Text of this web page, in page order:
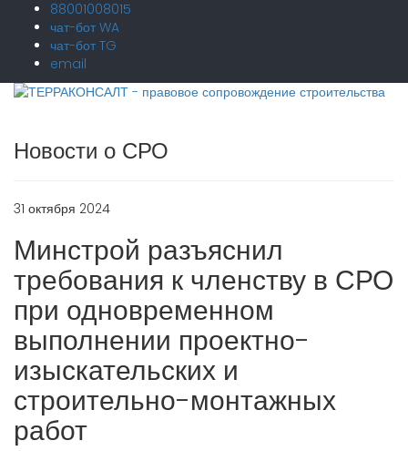
88001008015
чат-бот WA
чат-бот TG
email
Новости о СРО
31 октября 2024
Минстрой разъяснил
требования к членству в СРО
при одновременном
выполнении проектно-
изыскательских и
строительно-монтажных
работ